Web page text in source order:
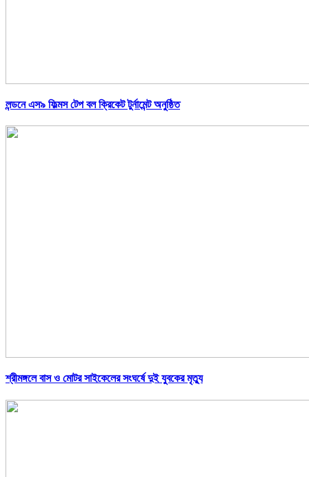
লন্ডনে এস৯ ফিল্মস টেপ বল ক্রিকেট টুর্নামেন্ট অনুষ্ঠিত
শ্রীমঙ্গলে বাস ও মোটর সাইকেলের সংঘর্ষে দুই যুবকের মৃত্যু